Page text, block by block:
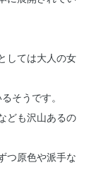
しては大人の女
そうです。
ども沢山あるの
つ原色や派手な